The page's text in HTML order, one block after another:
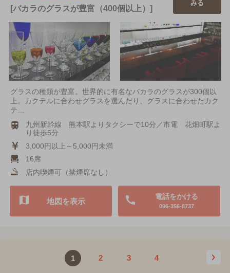
[バカラのグラスが豊富（400個以上）]
みる
グラスの種類が豊富。世界的に有名なバカラのグラスが300個以
上。カクテルに合わせグラスを選んだり、グラスに合わせたカク
テ…
九州新幹線 熊本駅よりタクシーで10分／市電 花畑町駅よ
り徒歩5分
3,000円以上～5,000円未満
16席
店内喫煙可（禁煙席なし）
電話をかける
096-356-8737
地図を表示
1 2 3 4